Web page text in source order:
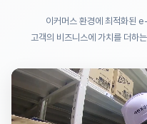
이커머스 환경에 최적화된
고객의 비즈니스에 가치를 더하